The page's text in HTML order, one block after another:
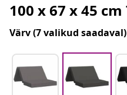
100 x 67 x 45
Värv(7 valikud saadaval)